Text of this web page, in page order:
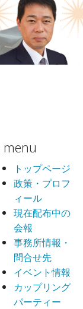
menu
トップページ
政策・プロフ
ィール
現在配布中の
会報
事務所情報・
問合せ先
イベント情報
カップリング
パーティー